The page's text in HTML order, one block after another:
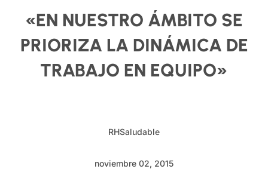
«EN NUESTRO ÁMBITO SE
PRIORIZA LA DINÁMICA DE
TRABAJO EN EQUIPO»
RHSaludable
noviembre 02, 2015